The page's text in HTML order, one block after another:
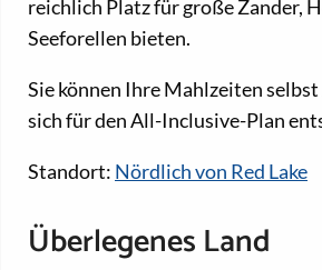
reichlich Platz für große Zander,
Seeforellen bieten.
Sie können Ihre Mahlzeiten
sich für den All-Inclusive-Plan
Standort: Nördlich von Red Lake
Überlegenes Land